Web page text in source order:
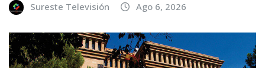
Sureste Televisión Ago 6, 2026